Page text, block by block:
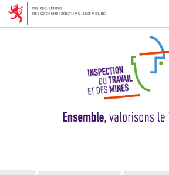
Zur
Navigation
Zum
Inhalt